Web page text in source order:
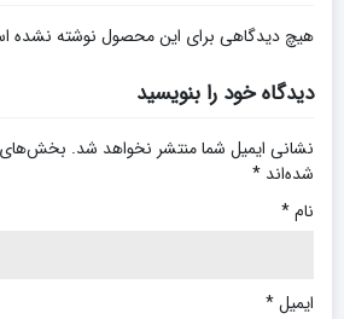
هیچ دیدگاهی برای این محصول نوشته نشده
دیدگاه خود را بنویسید
نشانی ایمیل شما منتشر نخواهد شد. بخش‌های
شده‌اند *
نام*
ایمیل*